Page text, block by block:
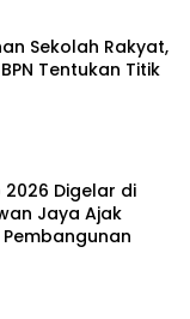
Sekolah Rakyat,
Tentukan Titik
Digelar di
Jaya Ajak